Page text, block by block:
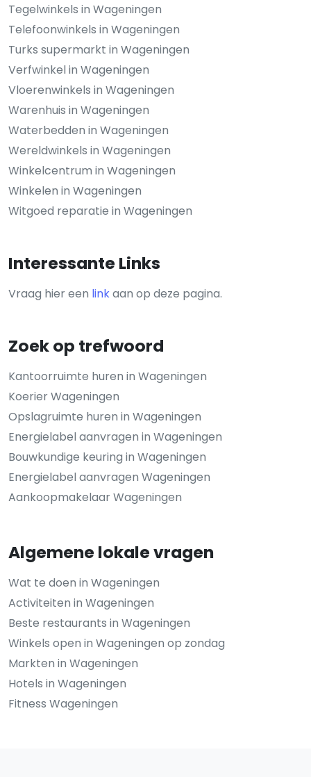
Tegelwinkels in Wageningen
Telefoonwinkels in Wageningen
Turks supermarkt in Wageningen
Verfwinkel in Wageningen
Vloerenwinkels in Wageningen
Warenhuis in Wageningen
Waterbedden in Wageningen
Wereldwinkels in Wageningen
Winkelcentrum in Wageningen
Winkelen in Wageningen
Witgoed reparatie in Wageningen
Interessante Links
Vraag hier een linkaan op deze pagina.
Zoek op trefwoord
Kantoorruimte huren in Wageningen
Koerier Wageningen
Opslagruimte huren in Wageningen
Energielabel aanvragen in Wageningen
Bouwkundige keuring in Wageningen
Energielabel aanvragen Wageningen
Aankoopmakelaar Wageningen
Algemene lokale vragen
Wat te doen in Wageningen
Activiteiten in Wageningen
Beste restaurants in Wageningen
Winkels open in Wageningen op zondag
Markten in Wageningen
Hotels in Wageningen
Fitness Wageningen